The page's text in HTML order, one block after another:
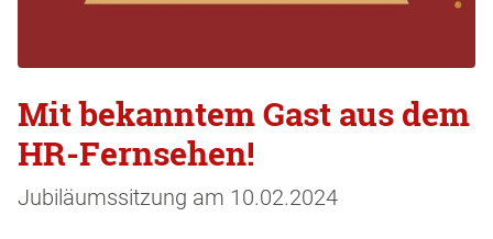
Mit bekanntem Gast aus dem
HR-Fernsehen!
Jubiläumssitzung am 10.02.2024